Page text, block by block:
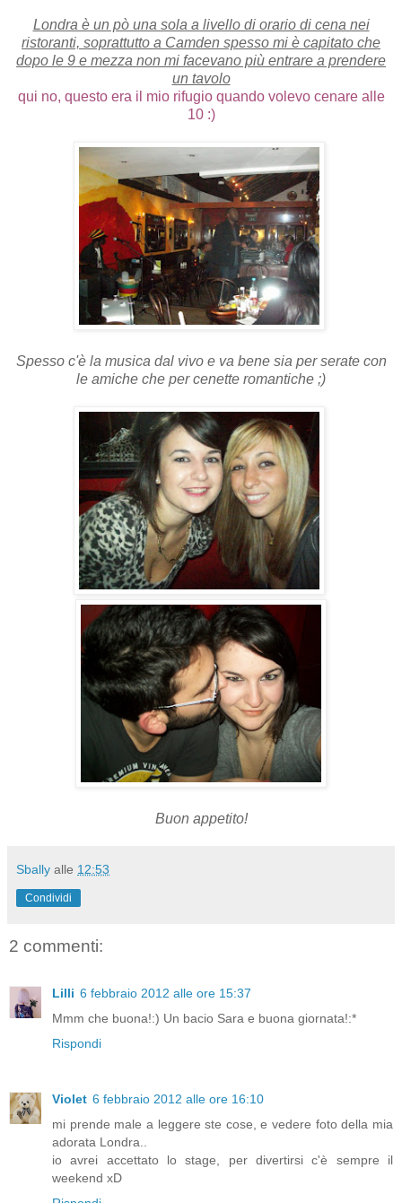
Londra è un pò una sola a livello di orario di cena nei
ristoranti, soprattutto a Camden spesso mi è capitato che
dopo le 9 e mezza non mi facevano più entrare a prendere
un tavolo
qui no, questo era il mio rifugio quando volevo cenare alle
10 :)
Spesso c'è la musica dal vivo e va bene sia per serate con
le amiche che per cenette romantiche ;)
Buon appetito!
Sbally alle 12:53
Condividi
2 commenti:
Lilli 6 febbraio 2012 alle ore 15:37
Mmm che buona!:) Un bacio Sara e buona giornata!:*
Rispondi
Violet 6 febbraio 2012 alle ore 16:10
mi prende male a leggere ste cose, e vedere foto della mia
adorata Londra..
io avrei accettato lo stage, per divertirsi c'è sempre il
weekend xD